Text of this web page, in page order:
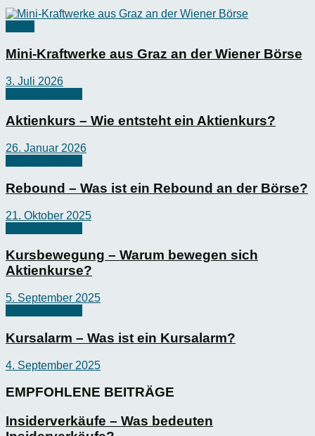
Mini-Kraftwerke aus Graz an der Wiener Börse
3. Juli 2026
Aktienkurs – Wie entsteht ein Aktienkurs?
26. Januar 2026
Rebound – Was ist ein Rebound an der Börse?
21. Oktober 2025
Kursbewegung – Warum bewegen sich
Aktienkurse?
5. September 2025
Kursalarm – Was ist ein Kursalarm?
4. September 2025
EMPFOHLENE BEITRÄGE
Insiderverkäufe – Was bedeuten